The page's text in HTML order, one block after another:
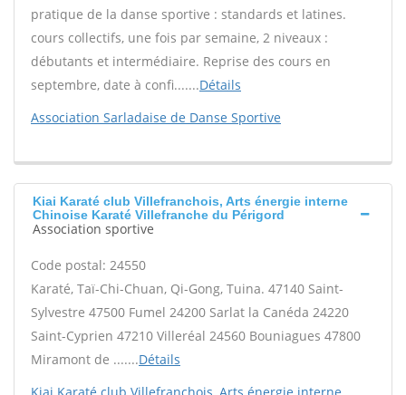
pratique de la danse sportive : standards et latines.
cours collectifs, une fois par semaine, 2 niveaux :
débutants et intermédiaire. Reprise des cours en
septembre, date à confi.......Détails
Association Sarladaise de Danse Sportive
Kiai Karaté club Villefranchois, Arts énergie interne
Chinoise Karaté Villefranche du Périgord
Association sportive
Code postal: 24550
Karaté, Taï-Chi-Chuan, Qi-Gong, Tuina. 47140 Saint-
Sylvestre 47500 Fumel 24200 Sarlat la Canéda 24220
Saint-Cyprien 47210 Villeréal 24560 Bouniagues 47800
Miramont de .......Détails